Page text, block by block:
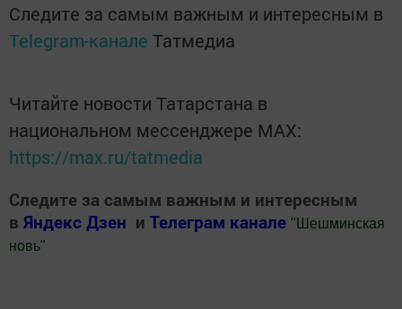
Следите за самым важным и интересным в
Telegram-канале Татмедиа
Читайте новости Татарстана в
национальном мессенджере MАХ:
https://max.ru/tatmedia
Следите за самым важным и интересным
в Яндекс Дзен и Телеграм канале " Шешминская
новь"